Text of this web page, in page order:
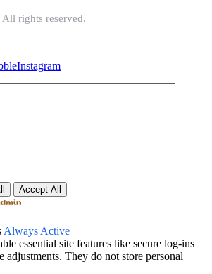
rights reserved.
Instagram
Accept All
Always Active
essential site features like secure log-ins
adjustments. They do not store personal